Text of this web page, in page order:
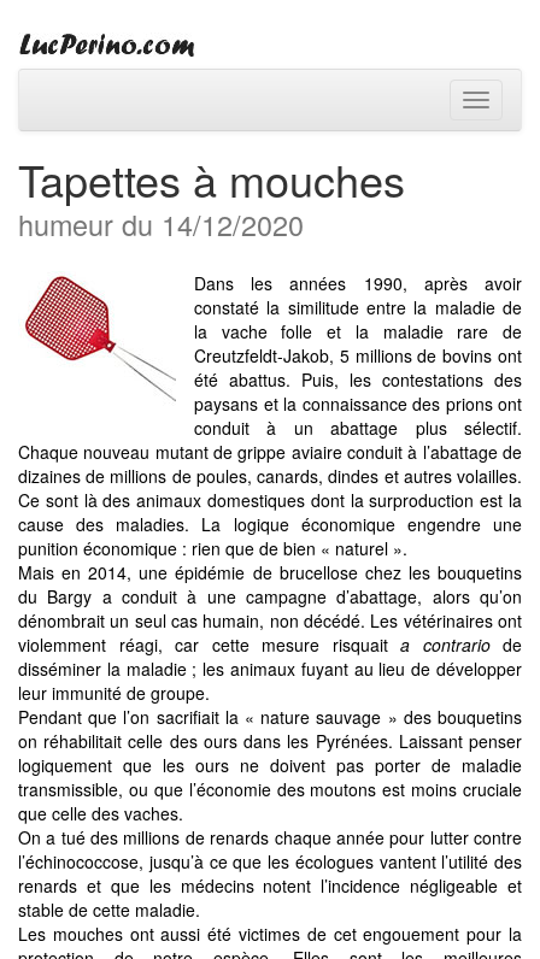
Toggle
Tapettes à mouches
humeur du 14/12/2020
Dans les années 1990, après avoir
constaté la similitude entre la maladie de
la vache folle et la maladie rare de
Creutzfeldt-Jakob, 5 millions de bovins ont
été abattus. Puis, les contestations des
paysans et la connaissance des prions ont
conduit à un abattage plus sélectif.
Chaque nouveau mutant de grippe aviaire conduit à l’abattage de
dizaines de millions de poules, canards, dindes et autres volailles.
Ce sont là des animaux domestiques dont la surproduction est la
cause des maladies. La logique économique engendre une
punition économique : rien que de bien « naturel ».
Mais en 2014, une épidémie de brucellose chez les bouquetins
du Bargy a conduit à une campagne d’abattage, alors qu’on
dénombrait un seul cas humain, non décédé. Les vétérinaires ont
violemment réagi, car cette mesure risquait a contrariode
disséminer la maladie ; les animaux fuyant au lieu de développer
leur immunité de groupe.
Pendant que l’on sacrifiait la « nature sauvage » des bouquetins
on réhabilitait celle des ours dans les Pyrénées. Laissant penser
logiquement que les ours ne doivent pas porter de maladie
transmissible, ou que l’économie des moutons est moins cruciale
que celle des vaches.
On a tué des millions de renards chaque année pour lutter contre
l’échinococcose, jusqu’à ce que les écologues vantent l’utilité des
renards et que les médecins notent l’incidence négligeable et
stable de cette maladie.
Les mouches ont aussi été victimes de cet engouement pour la